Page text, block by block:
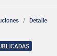
Detalle